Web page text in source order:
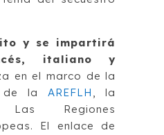
y se impartirá
italiano y
en el marco de la
de la AREFLH , la
Regiones
El enlace de